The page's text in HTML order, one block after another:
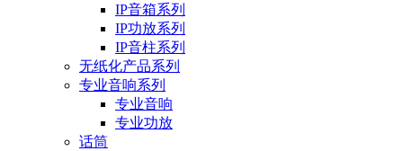
IP音箱系列
IP功放系列
IP音柱系列
无纸化产品系列
专业音响系列
专业音响
专业功放
话筒